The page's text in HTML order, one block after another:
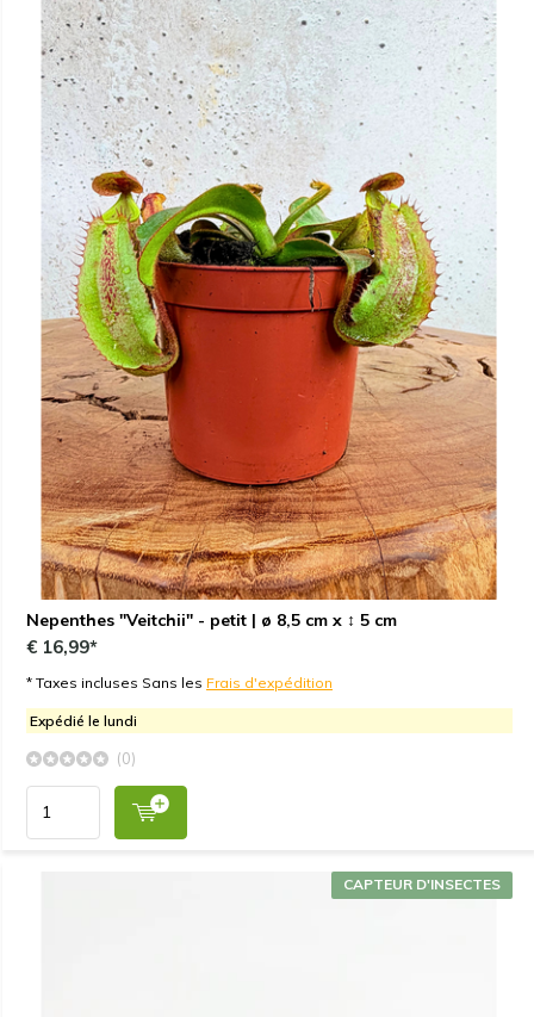
Nepenthes "Veitchii" - petit | ø 8,5 cm x ↕ 5 cm
€ 16,99*
* Taxes incluses Sans les Frais d'expédition
Expédié le lundi
(0)
CAPTEUR D'INSECTES